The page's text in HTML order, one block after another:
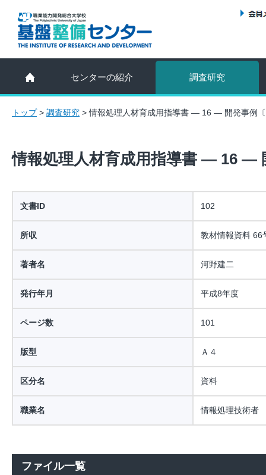
センターの紹介 調査研究
トップ> 調査研究 >情報処理人材育成用指導書 ― 16 ― 開発事例
情報処理人材育成用指導書 ― 16 ―
文書ID 102
所収 教材情報資料 66
著者名 河野建二
発行年月 平成8年度
ページ数 101
版型 Ａ４
区分名 資料
職業名 情報処理技術者
ファイル一覧